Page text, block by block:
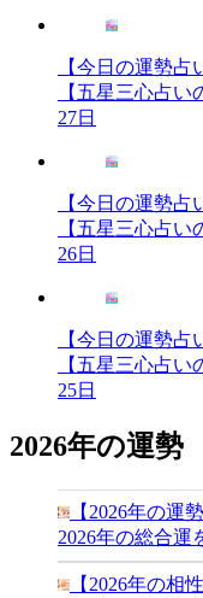
【今日の運勢占
【五星三心占い
27日
【今日の運勢占
【五星三心占い
26日
【今日の運勢占
【五星三心占い
25日
2026年の運勢
【2026年の運
2026年の総合運
【2026年の相